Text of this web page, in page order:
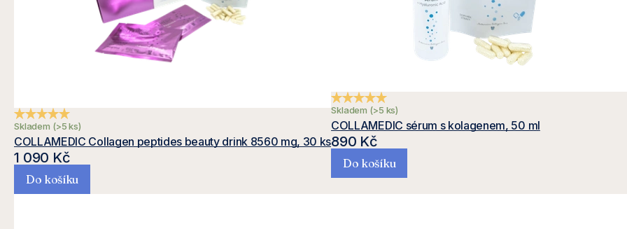
COLLAMEDIC Collagen peptides beauty drink 8560 mg, 30 ks
Průměrné hodnocení produktu je 4,9 z 5 hvězdiček.
Skladem (>5 ks)
1 090 Kč
Do košíku
COLLAMEDIC sérum s kolagenem, 50 ml
Průměrné hodnocení produktu je 5,0 z 5 hvězdiček.
Skladem (>5 ks)
890 Kč
Do košíku